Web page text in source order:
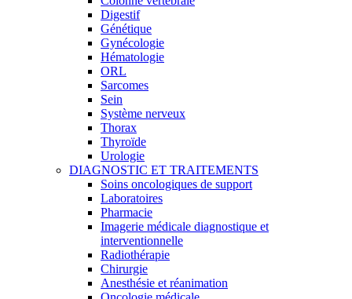
Digestif
Génétique
Gynécologie
Hématologie
ORL
Sarcomes
Sein
Système nerveux
Thorax
Thyroïde
Urologie
DIAGNOSTIC ET TRAITEMENTS
Soins oncologiques de support
Laboratoires
Pharmacie
Imagerie médicale diagnostique et
interventionnelle
Radiothérapie
Chirurgie
Anesthésie et réanimation